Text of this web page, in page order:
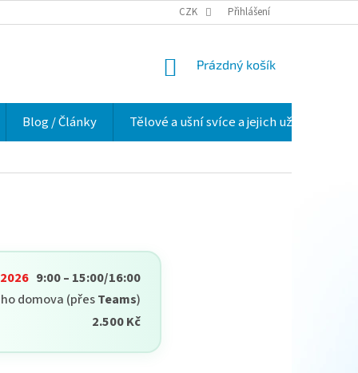
HODNOCENÍ OBCHODU O NÁS
CZK Přihlášení
NÁKUPNÍ
Prázdný košík
Blog / Články Tělové a ušní svíce a jejich užití v praxi
9:00 – 15:00/16:00
domova (přesTeams)
2.500 Kč